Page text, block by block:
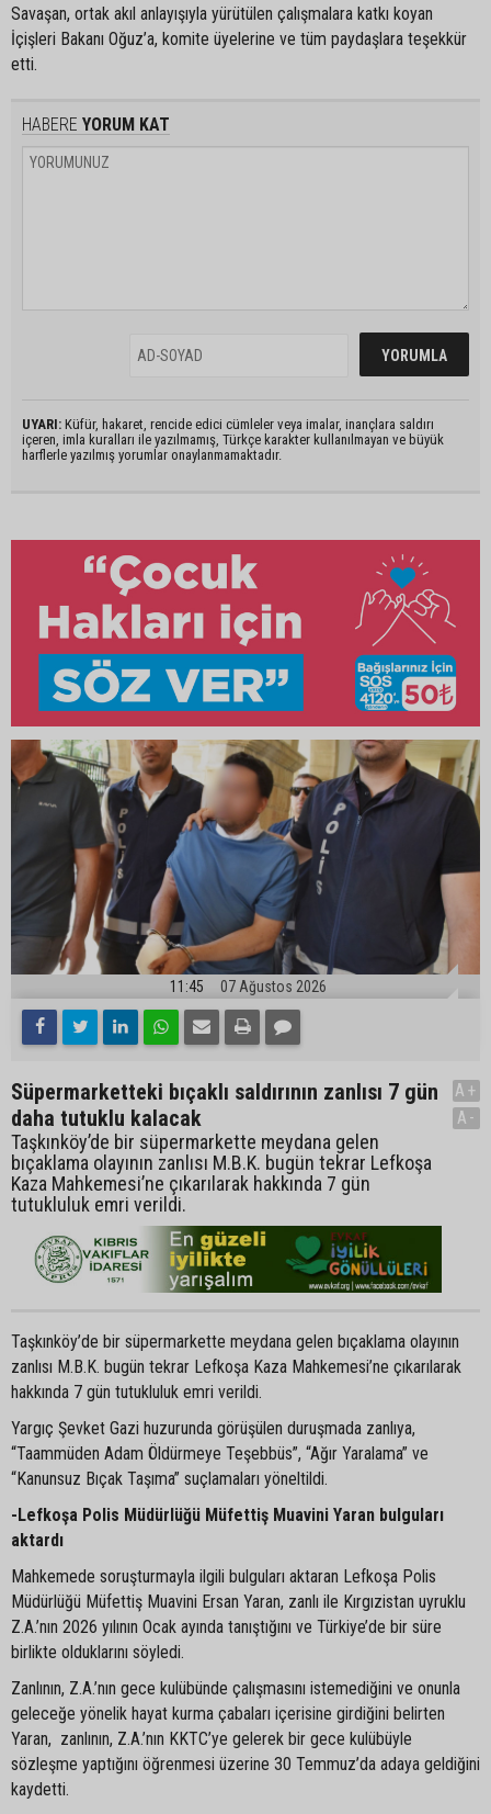
Savaşan, ortak akıl anlayışıyla yürütülen çalışmalara katkı koyan
İçişleri Bakanı Oğuz’a, komite üyelerine ve tüm paydaşlara teşekkür
etti.
HABERE YORUM KAT
UYARI: Küfür, hakaret, rencide edici cümleler veya imalar, inançlara saldırı
içeren, imla kuralları ile yazılmamış, Türkçe karakter kullanılmayan ve büyük
harflerle yazılmış yorumlar onaylanmamaktadır.
11:45 07 Ağustos 2026
Süpermarketteki bıçaklı saldırının zanlısı 7 gün
daha tutuklu kalacak
Taşkınköy’de bir süpermarkette meydana gelen
bıçaklama olayının zanlısı M.B.K. bugün tekrar Lefkoşa
Kaza Mahkemesi’ne çıkarılarak hakkında 7 gün
tutukluluk emri verildi.
A+
A-
Taşkınköy’de bir süpermarkette meydana gelen bıçaklama olayının
zanlısı M.B.K. bugün tekrar Lefkoşa Kaza Mahkemesi’ne çıkarılarak
hakkında 7 gün tutukluluk emri verildi.
Yargıç Şevket Gazi huzurunda görüşülen duruşmada zanlıya,
“Taammüden Adam Öldürmeye Teşebbüs”, “Ağır Yaralama” ve
“Kanunsuz Bıçak Taşıma” suçlamaları yöneltildi.
-Lefkoşa Polis Müdürlüğü Müfettiş Muavini Yaran bulguları
aktardı
Mahkemede soruşturmayla ilgili bulguları aktaran Lefkoşa Polis
Müdürlüğü Müfettiş Muavini Ersan Yaran, zanlı ile Kırgızistan uyruklu
Z.A.’nın 2026 yılının Ocak ayında tanıştığını ve Türkiye’de bir süre
birlikte olduklarını söyledi.
Zanlının, Z.A.’nın gece kulübünde çalışmasını istemediğini ve onunla
geleceğe yönelik hayat kurma çabaları içerisine girdiğini belirten
Yaran, zanlının, Z.A.’nın KKTC’ye gelerek bir gece kulübüyle
sözleşme yaptığını öğrenmesi üzerine 30 Temmuz’da adaya geldiğini
kaydetti.